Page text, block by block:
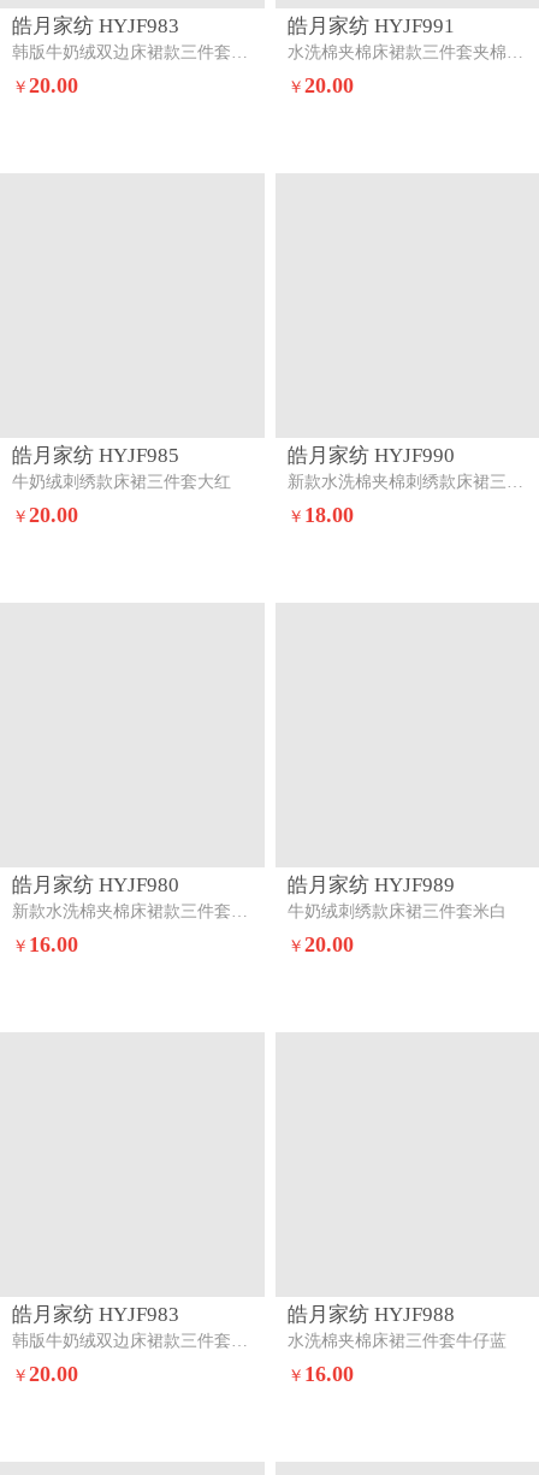
皓月家纺 HYJF983
韩版牛奶绒双边床裙款三件套茉娜
￥20.00
皓月家纺 HYJF991
水洗棉夹棉床裙款三件套夹棉-爱心柠檬
￥ 20.00
皓月家纺 HYJF985
牛奶绒刺绣款床裙三件套大红
￥20.00
皓月家纺 HYJF990
新款水洗棉夹棉刺绣款床裙三件套星星月亮-桃粉
￥ 18.00
皓月家纺 HYJF980
新款水洗棉夹棉床裙款三件套魔幻紫
￥ 16.00
皓月家纺 HYJF989
牛奶绒刺绣款床裙三件套米白
￥ 20.00
皓月家纺 HYJF983
韩版牛奶绒双边床裙款三件套蝴蝶飞飞-米黄
￥20.00
皓月家纺 HYJF988
水洗棉夹棉床裙三件套牛仔蓝
￥ 16.00